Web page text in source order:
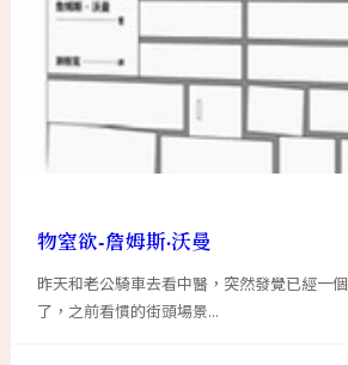
物窒欲-詹姆斯·沃曼
昨天和老公騎車去看中醫，突然發覺已經一
了，之前看慣的街頭場景...